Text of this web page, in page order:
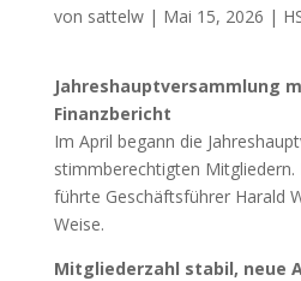
von sattelw| Mai 15, 2026 |
Jahreshauptversammlung
Finanzbericht
Im April begann die
stimmberechtigten Mitgliedern.
führte Geschäftsführer Harald
Weise.
Mitgliederzahl stabil, neue